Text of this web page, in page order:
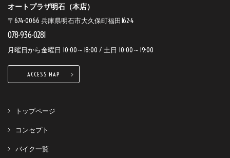
オートプラザ明石（本店）
〒674-0066 兵庫県明石市大久保町福田162-4
078-936-0281
月曜日から金曜日 10:00～18:00 / 土日 10:00～19:00
ACCESS MAP
トップページ
コンセプト
バイク一覧